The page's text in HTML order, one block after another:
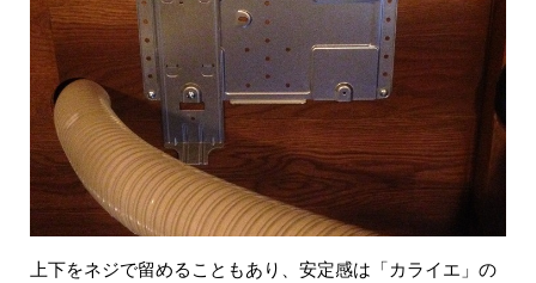
上下をネジで留めることもあり、安定感は「カライエ」の